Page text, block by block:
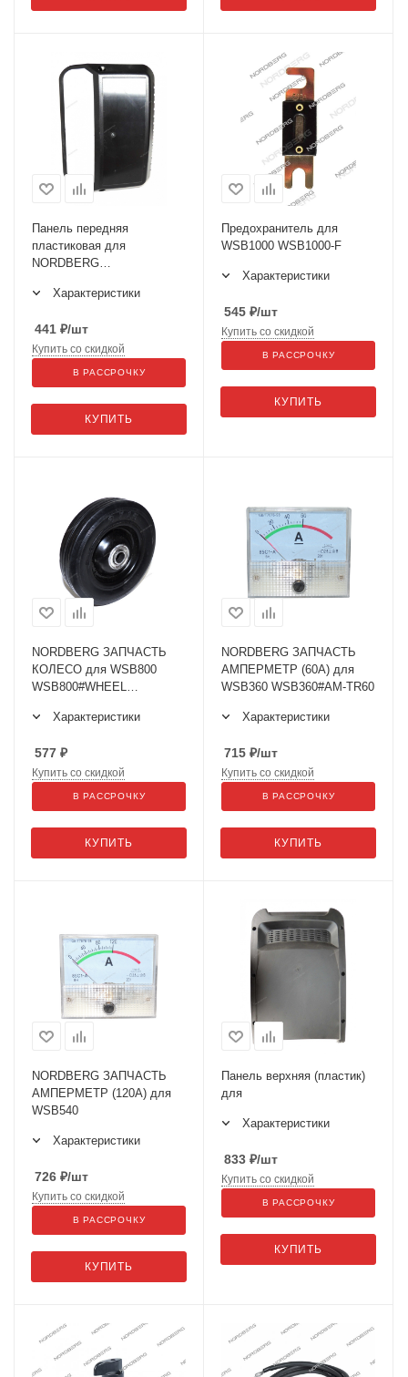
Панель передняя
пластиковая для
NORDBERG
FP
Характеристики
441 ₽/шт
КУПИТЬ
Купить со скидкой
В РАССРОЧКУ
Предохранитель для
WSB1000 WSB1000-F
Характеристики
545 ₽/шт
КУПИТЬ
Купить со скидкой
В РАССРОЧКУ
NORDBERG ЗАПЧАСТЬ
КОЛЕСО для WSB800
WSB800#WHEEL
Характеристики
577 ₽
КУПИТЬ
Купить со скидкой
В РАССРОЧКУ
NORDBERG ЗАПЧАСТЬ
АМПЕРМЕТР (60А) для
WSB360 WSB360#AM-TR60
Характеристики
715 ₽/шт
КУПИТЬ
Купить со скидкой
В РАССРОЧКУ
NORDBERG ЗАПЧАСТЬ
АМПЕРМЕТР (120А) для
WSB540
Характеристики
726 ₽/шт
КУПИТЬ
Купить со скидкой
В РАССРОЧКУ
Панель верхняя (пластик)
для
Характеристики
833 ₽/шт
КУПИТЬ
Купить со скидкой
В РАССРОЧКУ